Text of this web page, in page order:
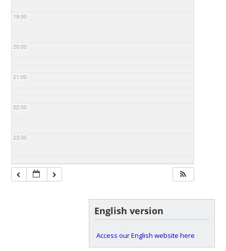
19:00
20:00
21:00
22:00
23:00
English version
Access our English website here